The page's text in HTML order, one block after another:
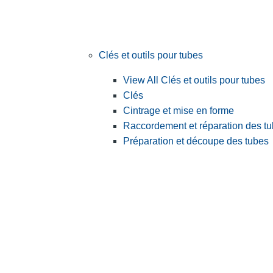
Clés et outils pour tubes
View All Clés et outils pour tubes
Clés
Cintrage et mise en forme
Raccordement et réparation des
Préparation et découpe des tubes